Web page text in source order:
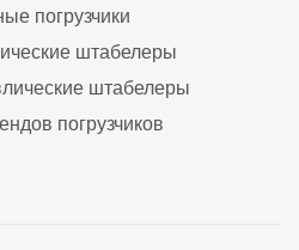
погрузчики
штабелеры
штабелеры
погрузчиков